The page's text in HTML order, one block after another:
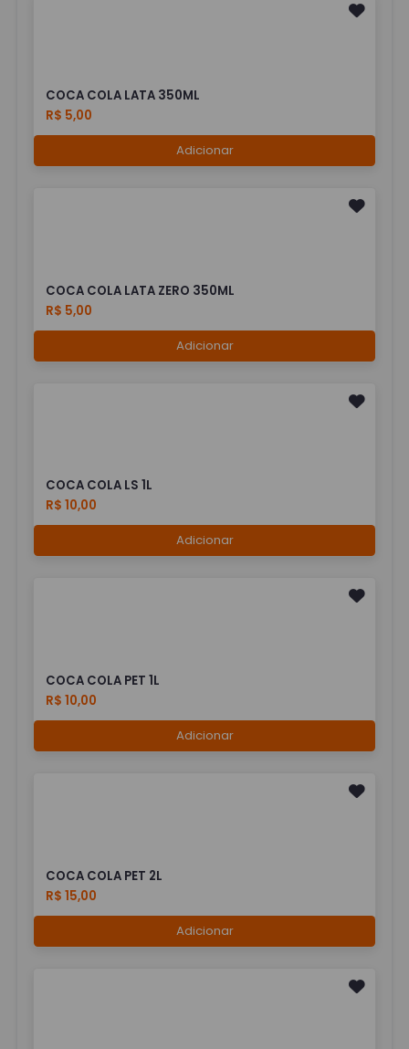
COCA COLA LATA 350ML
R$ 5,00
Adicionar
COCA COLA LATA ZERO 350ML
R$ 5,00
Adicionar
COCA COLA LS 1L
R$ 10,00
Adicionar
COCA COLA PET 1L
R$ 10,00
Adicionar
COCA COLA PET 2L
R$ 15,00
Adicionar